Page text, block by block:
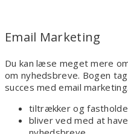
Email Marketing
Du kan læse meget mere
om nyhedsbreve. Bogen
succes med email
tiltrækker og
bliver ved med at